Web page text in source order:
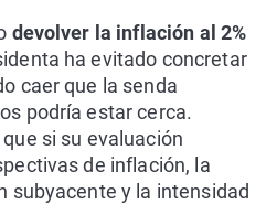
devolver la inflación al 2%
ha evitado concretar
caer que la senda
podría estar cerca.
si su evaluación
de inflación, la
subyacente y la intensidad